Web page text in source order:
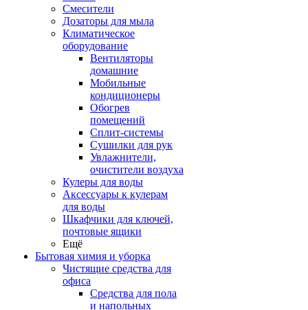
Смесители
Дозаторы для мыла
Климатическое
оборудование
Вентиляторы
домашние
Мобильные
кондиционеры
Обогрев
помещений
Сплит-системы
Сушилки для рук
Увлажнители,
очистители воздуха
Кулеры для воды
Аксессуары к кулерам
для воды
Шкафчики для ключей,
почтовые ящики
Ещё
Бытовая химия и уборка
Чистящие средства для
офиса
Средства для пола
и напольных